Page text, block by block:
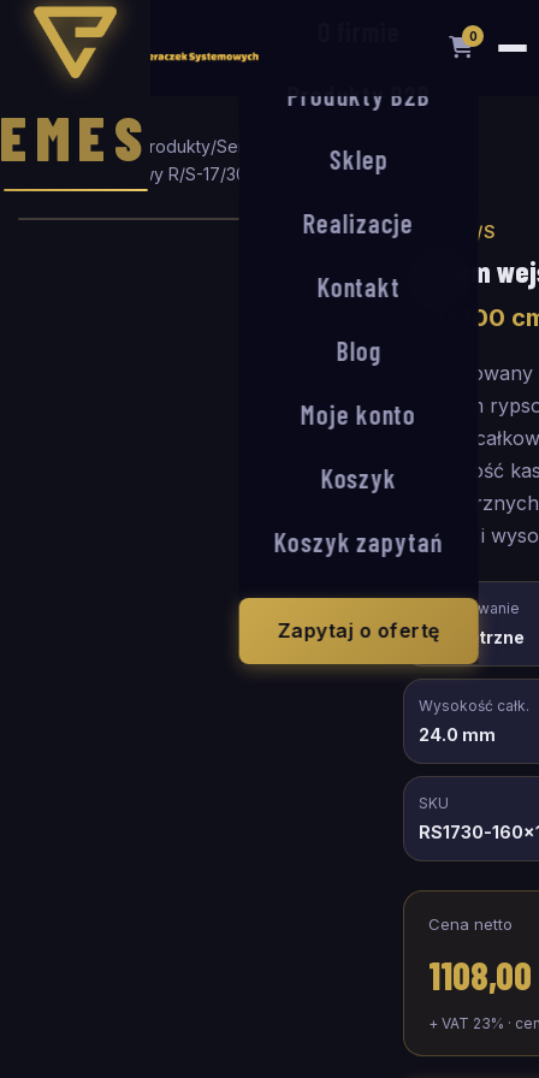
EMES
0
Produkty B2B
Sklep
Realizacje
Kontakt
Blog
Moje konto
Koszyk
Koszyk zapytań
Zapytaj o ofertę
Strona główna /Produkty/Seria R/S
System wejściowy R/S-17/30
cm
SERIA R/S
System
100
wkładem
17 mm,
(głębokość
średnim i
Zastosowanie
wewnętrzne
Wysokość całk.
24.0 mm
SKU
RS1730-
Cena netto
+ VAT 23% ·